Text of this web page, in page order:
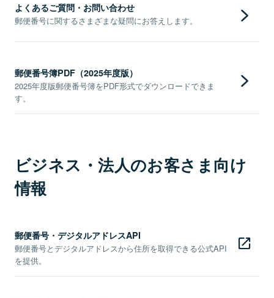
よくあるご質問・お問い合わせ
郵便番号に関するさまざまな疑問にお答えします。
郵便番号簿PDF（2025年度版）
2025年度版郵便番号簿をPDF形式でダウンロードできま
す。
ビジネス・法人のお客さま向け
情報
郵便番号・デジタルアドレスAPI
郵便番号とデジタルアドレスから住所を取得できる公式API
を提供。